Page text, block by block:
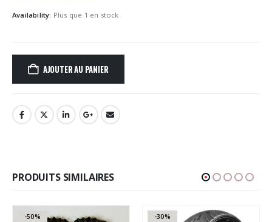
Availability: Plus que 1 en stock
AJOUTER AU PANIER
PRODUITS SIMILAIRES
-50% -30%